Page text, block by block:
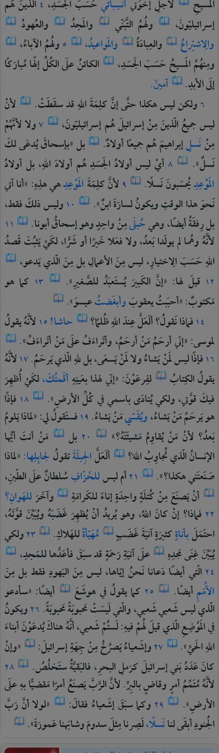
المَسيحِ
لأجلِإخوَتيأنسِبائيحَسَبَالجَسَدِ، ٤ الّذينَهُم
إسرائيليّونَ،
ولهُمُ التَّبَنّي والمَجدُ
والعُهودُ
والِاشتِراعُ
والعِبادَةُ والمَواعيدُ، ٥ ولهُمُالآباءُ،
ومِنهُمُالمَسيحُحَسَبَالجَسَدِ، الكائنُعلَىالكُلِّإلهًامُبارَكًا
إلَىالأبدِ. آمينَ.
٦ ولكنليسهكذاحتَّىإنَّكلِمَةَاللهِقدسقَطَتْ.
لأنْ
ليسجميعُالّذينَمِنْإسرائيلَهُمإسرائيليّونَ، ٧ولالأنَّهُمْ
مِنْنَسلِإبراهيمَهُمجميعًاأولادٌ. بل«بإسحاقَيُدعَىلكَ
نَسلٌ».
٨ أيْليسأولادُالجَسَدِهُم أولادَاللهِ،بلأولادُ
المَوْعِدِيُحسَبونَنَسلًا. ٩ لأنَّكلِمَةَالمَوْعِدِهيهذِهِ:«أناآتي
نَحوَهذاالوقتِويكونُلسارَةَابنٌ». ١٠ وليسذلكَفقط،
بلرِفقَةُأيضًا،وهيحُبلَىمِنْواحِدٍوهوإسحاقُأبونا. ١١
لأنَّهُوهُمالميولَدابَعدُ،ولافعَلاخَيرًاأوشَرًّا،لكَيْيَثبُتَقَصدُ
اللهِحَسَبَالِاختيارِ،ليسمِنَالأعمالِبلمِنَالّذييَدعو،
١٢ قيلَ لها: «إنَّ الكَبيرَيُستَعبَدُ للصَّغيرِ». ١٣ كما هو
مَكتوبٌ:«أحبَبتُيعقوبَوأبغَضتُعيسوَ».
١٤فماذانَقولُ؟ألَعَلَّعِندَاللهِظُلمًا؟ حاشا! ١٥ لأنَّهُيقولُ
لموسى:«إنّيأرحَمُمَنْأرحَمُ،وأتَراءَفُعلَىمَنْأتَراءَفُ».
١٦فإذًاليسلمَنْيَشاءُولالمَنْيَسعَى،بلللهِالّذييَرحَمُ.١٧لأنَّهُ
يقولُالكِتابُ لفِرعَوْنَ:«إنّيلهذابعَينِهِأقَمتُكَ،لكَيْأُظهِرَ
فيكَقوَّتي،ولكييُنادَىباسميفيكُلِّالأرضِ». ١٨ فإذًا
هويَرحَمُمَنْيَشاءُ،ويُقَسّيمَنْيَشاءُ.١٩فستَقولُلي:«لماذايَلومُ
بَعدُ؟ لأنْ مَنْيُقاوِمُمَشيئَتَهُ؟» ٢٠ بل مَنْ أنتَ أيُّها
الإنسانُالّذيتُجاوِبُاللهَ؟ ألَعَلَّالجِبلَةَتقولُلجابِلِها:«لماذا
صَنَعتَنيهكذا؟». ٢١أمليسللخَزّافِسُلطانٌعلَىالطّينِ،
أنْيَصنَعَمِنْكُتلَةٍواحِدَةٍإناءًللكَرامَةِ وآخَرَللهَوانِ؟
٢٢ فماذا؟إنْكانَاللهُ،وهويُريدُأنْيُظهِرَغَضَبَهُويُبَيِّنَقوَّتَهُ،
احتَمَلَبأناةٍكثيرَةٍآنيَةَغَضَبٍ مُهَيّأةًللهَلاكِ. ٢٣ولكي
يُبَيِّنَغِنَىمَجدِهِ علَىآنيَةِرَحمَةٍقدسبَقَفأعَدَّهاللمَجدِ،
٢٤ الّتيأيضًادَعانانَحنُإيّاها،ليسمِنَاليَهودِفقطبلمِنَ
الأُمَمِأيضًا. ٢٥ كمايقولُفيهوشَعَ أيضًا: «سأدعو
الّذيليسشَعبيشَعبي،والّتيلَيسَتْمَحبوبَةًمَحبوبَةً. ٢٦ويكونُ
فيالمَوْضِعِالّذيقيلَلهُمْفيهِ:لَستُمْشَعبي،أنَّهُهناكَيُدعَوْنَأبناءَ
اللهِالحَيِّ». ٢٧وإشَعياءُيَصرُخُمِنْجِهَةِإسرائيلَ:
«وإنْ
كانَعَدَدُبَنيإسرائيلَكرَملِالبحرِ،فالبَقيَّةُستَخلُصُ. ٢٨
لأنَّهُمُتَمِّمُأمرٍوقاضٍبالبِرِّ.لأنَّالرَّبَّيَصنَعُأمرًامَقضيًّابهِعلَى
الأرضِ».
٢٩ وكماسبَقَإشَعياءُفقالَ: «لولاأنَّرَبَّ
الجُنودِأبقَىلنانَسلًا،لَصِرنامِثلَسدومَوشابَهناعَمورَةَ».